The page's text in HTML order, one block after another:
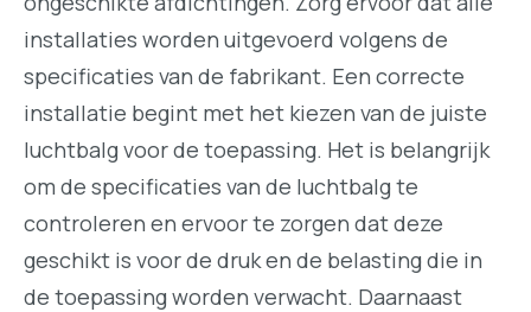
installaties worden uitgevoerd volgens de
specificaties van de fabrikant. Een correcte
installatie begint met het kiezen van de juiste
luchtbalg voor de toepassing. Het is belangrijk
om de specificaties van de luchtbalg te
controleren en ervoor te zorgen dat deze
geschikt is voor de druk en de belasting die in
de toepassing worden verwacht. Daarnaast